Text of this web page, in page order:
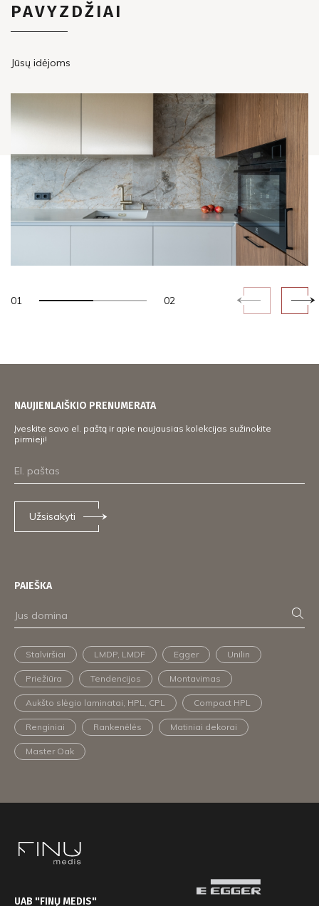
PAVYZDŽIAI
Jūsų idėjoms
01 02
UAB "FINŲ MEDIS"
NAUJIENLAIŠKIO PRENUMERATA
Įveskite savo el. paštą ir apie naujausias kolekcijas sužinokite
pirmieji!
Užsisakyti
PAIEŠKA
Stalviršiai LMDP, LMDF Egger Unilin
Priežiūra Tendencijos Montavimas
Aukšto slėgio laminatai, HPL, CPL Compact HPL
Renginiai Rankenėlės Matiniai dekorai
Master Oak